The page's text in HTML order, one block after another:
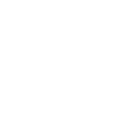
vom trimite un link